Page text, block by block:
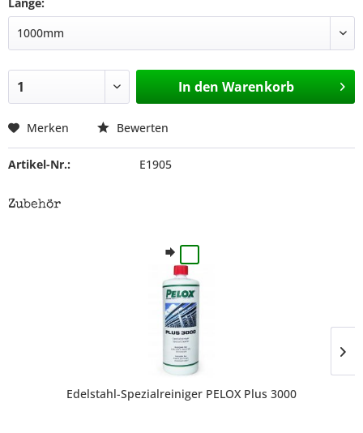
In den Warenkorb
Merken Bewerten
Artikel-Nr.: E1905
Zubehör
Edelstahl-Spezialreiniger PELOX Plus 3000